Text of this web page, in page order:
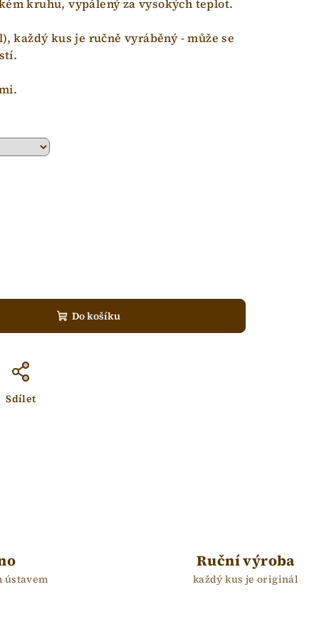
kruhu, vypálený za vysokých teplot.
každý kus je ručně vyráběný - může se
Do košíku
Sdílet
ústavem
Ruční výroba
každý kus je originál